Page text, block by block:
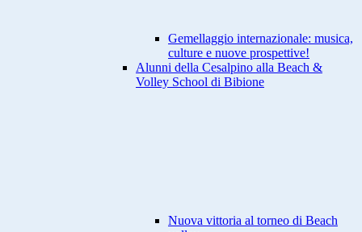
Gemellaggio internazionale: musica,
culture e nuove prospettive!
Alunni della Cesalpino alla Beach &
Volley School di Bibione
Nuova vittoria al torneo di Beach